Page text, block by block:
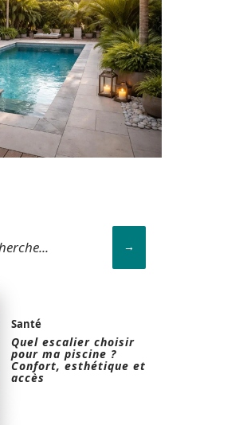
Santé
Quel escalier choisir
pour ma piscine ?
Confort, esthétique et
accès